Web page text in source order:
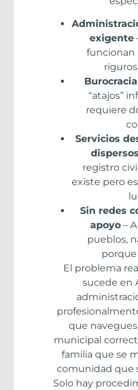
exigente
funcionan
“atajos”
requiere
Servicios
dispersos
registro
existe pero
Sin redes
apoyo –
pueblos,
porque
El problema
sucede en
que
municipal
familia que se
comunidad que
Solo hay